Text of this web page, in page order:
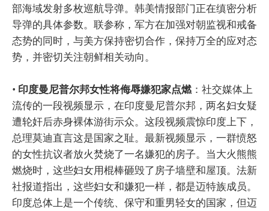
部海域发射多枚巡航导弹。韩美情报部门正在缜密分析
导弹的具体参数。联参称，军方在加强对朝监视和戒备
态势的同时，与美方保持密切合作，保持万全的应对态
势，并密切关注朝鲜相关动向。
• 印度曼尼普尔邦女性将侮辱嫌犯家点燃：社交媒体上
流传的一段视频显示，在印度曼尼普尔邦，两名妇女疑
遭轮奸后赤身裸体游街示众。这段视频震惊印度上下，
总理莫迪直言这是国家之耻。最新视频显示，一群愤怒
的女性抗议者放火焚烧了一名嫌犯的房子。当大火熊熊
燃烧时，这些妇女用棍棒砸毁了房子墙壁和屋顶。法新
社报道指出，这些妇女和嫌犯一样，都是迈特族成员。
印度总体上是一个传统、保守和重男轻女的国家，但迈